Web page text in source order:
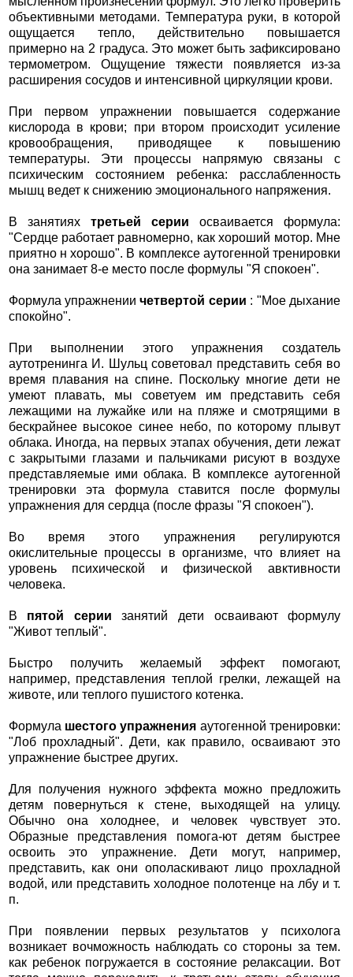
объективными методами. Температура руки, в которой
ощущается тепло, действительно повышается
примерно на 2 градуса. Это может быть зафиксировано
термометром. Ощущение тяжести появляется из-за
расширения сосудов и интенсивной циркуляции крови.
При первом упражнении повышается содержание
кислорода в крови; при втором происходит усиление
кровообращения, приводящее к повышению
температуры. Эти процессы напрямую связаны с
психическим состоянием ребенка: расслабленность
мышц ведет к снижению эмоционального напряжения.
В занятиях третьей серии осваивается формула:
"Сердце работает равномерно, как хороший мотор. Мне
приятно н хорошо". В комплексе аутогенной тренировки
она занимает 8-е место после формулы "Я спокоен".
Формула упражнениичетвертой серии : "Мое дыхание
спокойно".
При выполнении этого упражнения создатель
аутотренинга И. Шульц советовал представить себя во
время плавания на спине. Поскольку многие дети не
умеют плавать, мы советуем им представить себя
лежащими на лужайке или на пляже и смотрящими в
бескрайнее высокое синее небо, по которому плывут
облака. Иногда, на первых этапах обучения, дети лежат
с закрытыми глазами и пальчиками рисуют в воздухе
представляемые ими облака. В комплексе аутогенной
тренировки эта формула ставится после формулы
упражнения для сердца (после фразы "Я спокоен").
Во время этого упражнения регулируются
окислительные процессы в организме, что влияет на
уровень психической и физической авктивности
человека.
В пятой сериизанятий дети осваивают формулу
"Живот теплый".
Быстро получить желаемый эффект помогают,
например, представления теплой грелки, лежащей на
животе, или теплого пушистого котенка.
Формула шестого упражнения аутогенной тренировки:
"Лоб прохладный". Дети, как правило, осваивают это
упражнение быстрее других.
Для получения нужного эффекта можно предложить
детям повернуться к стене, выходящей на улицу.
Обычно она холоднее, и человек чувствует это.
Образные представления помога-ют детям быстрее
освоить это упражнение. Дети могут, например,
представить, как они ополаскивают лицо прохладной
водой, или представить холодное полотенце на лбу и т.
п.
При появлении первых результатов у психолога
возникает вочможность наблюдать со стороны за тем.
как ребенок погружается в состояние релаксации. Вот